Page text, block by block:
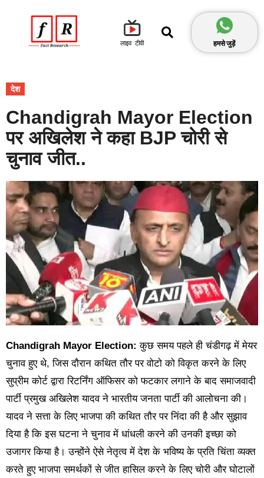
लाइव टीवी हमसे जुड़ें
देश
Chandigrah Mayor Election
पर अखिलेश ने कहा BJP चोरी से
चुनाव जीत..
Chandigrah Mayor Election: कुछ समय पहले ही चंडीगढ़ में मेयर
चुनाव हुए थे, जिस दौरान कथित तौर पर वोटो को विकृत करने के लिए
सुप्रीम कोर्ट द्वारा रिटर्निंग ऑफिसर को फटकार लगाने के बाद समाजवादी
पार्टी प्रमुख अखिलेश यादव ने भारतीय जनता पार्टी की आलोचना की।
यादव ने सत्ता के लिए भाजपा की कथित तौर पर निंदा की है और सुझाव
दिया है कि इस घटना ने चुनाव में धांधली करने की उनकी इच्छा को
उजागर किया है। उन्होंने ऐसे नेतृत्व में देश के भविष्य के प्रति चिंता व्यक्त
करते हुए भाजपा समर्थकों से जीत हासिल करने के लिए चोरी और घोटालों